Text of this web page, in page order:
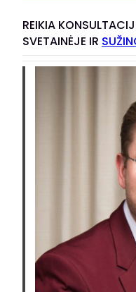
REIKIA
SVETAINĖJE IR